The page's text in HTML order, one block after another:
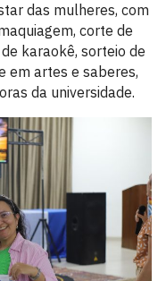
das mulheres, com
corte de
karaokê, sorteio de
em artes e saberes,
da universidade.